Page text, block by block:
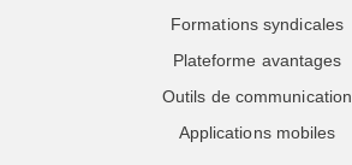
Formations syndicales
Plateforme avantages
Outils de communication
Applications mobiles